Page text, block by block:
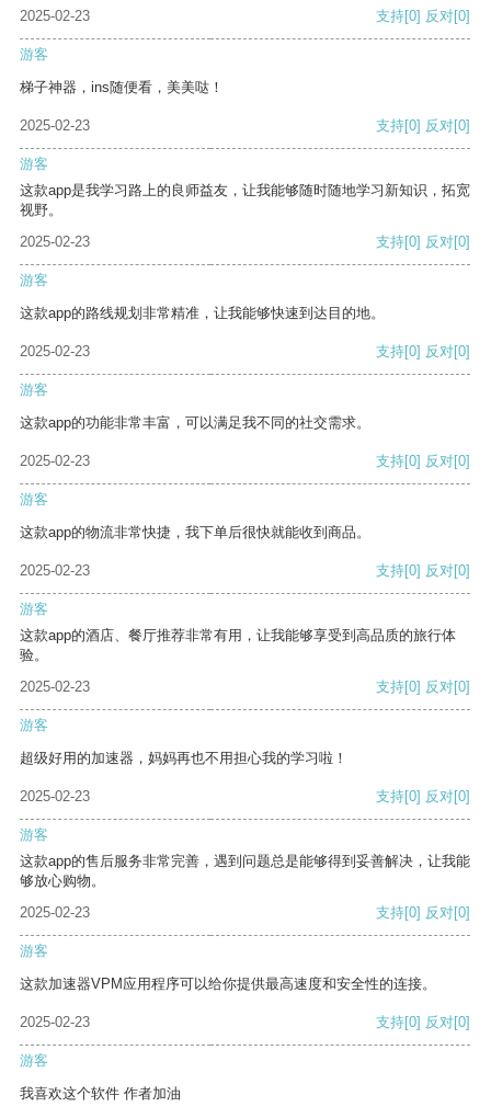
2025-02-23 支持[0] 反对[0]
游客
梯子神器，ins随便看，美美哒！
2025-02-23 支持[0] 反对[0]
游客
这款app是我学习路上的良师益友，让我能够随时随地学习新知识，拓宽
视野。
2025-02-23
支持[0] 反对[0]
游客
这款app的路线规划非常精准，让我能够快速到达目的地。
2025-02-23 支持[0] 反对[0]
游客
这款app的功能非常丰富，可以满足我不同的社交需求。
2025-02-23 支持[0] 反对[0]
游客
这款app的物流非常快捷，我下单后很快就能收到商品。
2025-02-23 支持[0] 反对[0]
游客
这款app的酒店、餐厅推荐非常有用，让我能够享受到高品质的旅行体
验。
2025-02-23
支持[0] 反对[0]
游客
超级好用的加速器，妈妈再也不用担心我的学习啦！
2025-02-23 支持[0] 反对[0]
游客
这款app的售后服务非常完善，遇到问题总是能够得到妥善解决，让我能
够放心购物。
2025-02-23
支持[0] 反对[0]
游客
这款加速器VPM应用程序可以给你提供最高速度和安全性的连接。
2025-02-23 支持[0] 反对[0]
游客
我喜欢这个软件 作者加油